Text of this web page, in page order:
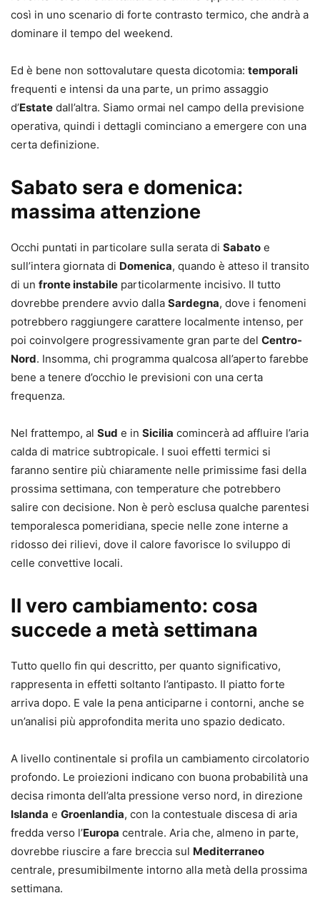
così in uno scenario di forte contrasto termico, che andrà a
dominare il tempo del weekend.
Ed è bene non sottovalutare questa dicotomia: temporali
frequenti e intensi da una parte, un primo assaggio
d’Estate dall’altra. Siamo ormai nel campo della previsione
operativa, quindi i dettagli cominciano a emergere con una
certa definizione.
Sabato sera e domenica:
massima attenzione
Occhi puntati in particolare sulla serata di Sabato e
sull’intera giornata di Domenica, quando è atteso il transito
di un fronte instabile particolarmente incisivo. Il tutto
dovrebbe prendere avvio dalla Sardegna, dove i fenomeni
potrebbero raggiungere carattere localmente intenso, per
poi coinvolgere progressivamente gran parte del Centro-
Nord. Insomma, chi programma qualcosa all’aperto farebbe
bene a tenere d’occhio le previsioni con una certa
frequenza.
Nel frattempo, al Sud e in Sicilia comincerà ad affluire l’aria
calda di matrice subtropicale. I suoi effetti termici si
faranno sentire più chiaramente nelle primissime fasi della
prossima settimana, con temperature che potrebbero
salire con decisione. Non è però esclusa qualche parentesi
temporalesca pomeridiana, specie nelle zone interne a
ridosso dei rilievi, dove il calore favorisce lo sviluppo di
celle convettive locali.
Il vero cambiamento: cosa
succede a metà settimana
Tutto quello fin qui descritto, per quanto significativo,
rappresenta in effetti soltanto l’antipasto. Il piatto forte
arriva dopo. E vale la pena anticiparne i contorni, anche se
un’analisi più approfondita merita uno spazio dedicato.
A livello continentale si profila un cambiamento circolatorio
profondo. Le proiezioni indicano con buona probabilità una
decisa rimonta dell’alta pressione verso nord, in direzione
Islanda e Groenlandia, con la contestuale discesa di aria
fredda verso l’Europa centrale. Aria che, almeno in parte,
dovrebbe riuscire a fare breccia sul Mediterraneo
centrale, presumibilmente intorno alla metà della prossima
settimana.